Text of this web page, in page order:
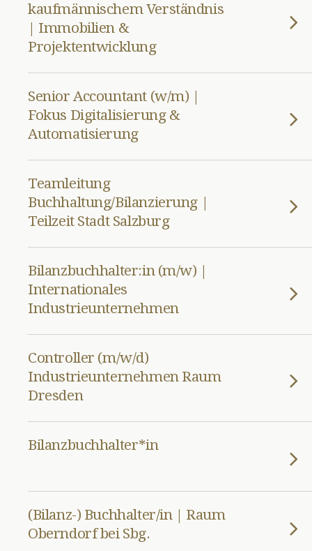
kaufmännischem Verständnis
| Immobilien &
Projektentwicklung
Senior Accountant (w/m) |
Fokus Digitalisierung &
Automatisierung
Teamleitung
Buchhaltung/Bilanzierung |
Teilzeit Stadt Salzburg
Bilanzbuchhalter:in (m/w) |
Internationales
Industrieunternehmen
Controller (m/w/d)
Industrieunternehmen Raum
Dresden
Bilanzbuchhalter*in
(Bilanz-) Buchhalter/in | Raum
Oberndorf bei Sbg.